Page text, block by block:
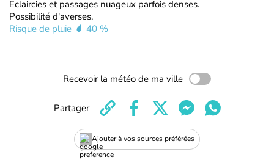
Eclaircies et passages nuageux parfois denses.
Possibilité d'averses.
Risque de pluie
40 %
Recevoir la météo de ma ville
Ajouter à vos sources préférées
Partager